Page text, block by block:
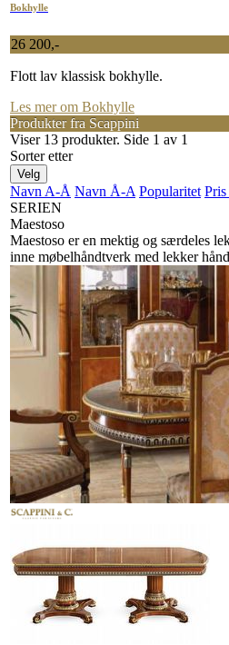
Bokhylle
26 200,-
Flott lav klassisk bokhylle.
Les mer om Bokhylle
Produkter fra Scappini
Viser 13 produkter. Side 1 av 1
Sorter etter
Velg
Navn A-Å Navn Å-A Popularitet
SERIEN
Maestoso
Maestoso er en mektig og særdeles
inne møbelhåndtverk med lekker